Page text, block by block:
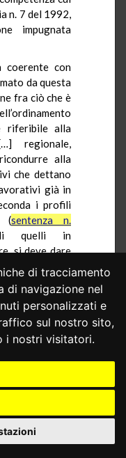
di tracciamento
di navigazione nel
personalizzati e
sul nostro sito,
i nostri visitatori.
n. 7 del 1992,
impugnata
coerente con
da questa
fra ciò che è
riferibile alla
regionale,
alla
che dettano
già in
i profili
(sentenza n.
quelli in
si deve dare
scrutinata è
efficacia in
al rapporto,
istaurazione,
del 2010
anche
«[l]a
riservata in